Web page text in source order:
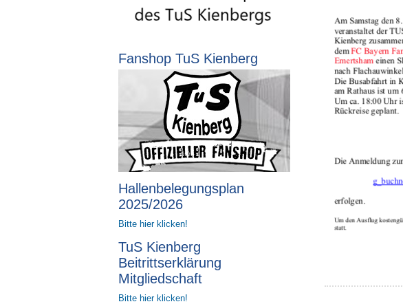
Fanshop TuS Kienberg
Hallenbelegungsplan
2025/2026
Bitte hier klicken!
TuS Kienberg
Beitrittserklärung
Mitgliedschaft
Bitte hier klicken!